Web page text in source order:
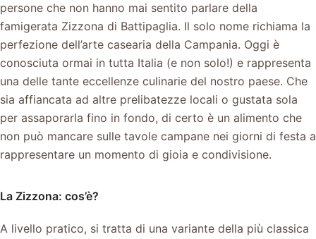
persone che non hanno mai sentito parlare della
famigerata Zizzona di Battipaglia. Il solo nome richiama la
perfezione dell’arte casearia della Campania. Oggi è
conosciuta ormai in tutta Italia (e non solo!) e rappresenta
una delle tante eccellenze culinarie del nostro paese. Che
sia affiancata ad altre prelibatezze locali o gustata sola
per assaporarla fino in fondo, di certo è un alimento che
non può mancare sulle tavole campane nei giorni di festa a
rappresentare un momento di gioia e condivisione.
La Zizzona: cos’è?
A livello pratico, si tratta di una variante della più classica